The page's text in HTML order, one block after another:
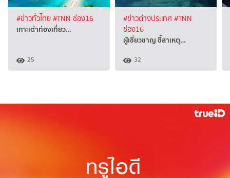
#ข่าวทั่วไทย#TNN ช่อง16
เกาะเต่าท่องเที่ยว…
25
#ข่าวต่างประเทศ #TNN
ช่อง16
ผู้เชี่ยวชาญ ชี้สาเหตุ…
32